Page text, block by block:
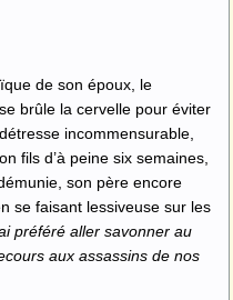
de son époux, le
brûle la cervelle pour éviter
incommensurable,
fils d’à peine six semaines,
son père encore
se faisant lessiveuse sur les
préféré aller savonner au
aux assassins de nos